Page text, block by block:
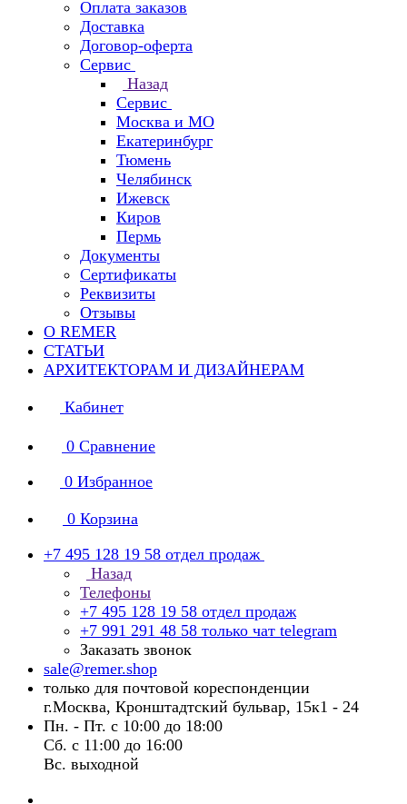
Оплата заказов
Доставка
Договор-оферта
Сервис
Назад
Сервис
Москва и МО
Екатеринбург
Тюмень
Челябинск
Ижевск
Киров
Пермь
Документы
Сертификаты
Реквизиты
Отзывы
О REMER
СТАТЬИ
АРХИТЕКТОРАМ И ДИЗАЙНЕРАМ
Кабинет
0 Сравнение
0 Избранное
0 Корзина
+7 495 128 19 58 отдел продаж
Назад
Телефоны
+7 495 128 19 58 отдел продаж
+7 991 291 48 58 только чат telegram
Заказать звонок
sale@remer.shop
только для почтовой кореспонденции
г.Москва, Кронштадтский бульвар, 15к1 - 24
Пн. - Пт. с 10:00 до 18:00
Сб. с 11:00 до 16:00
Вс. выходной